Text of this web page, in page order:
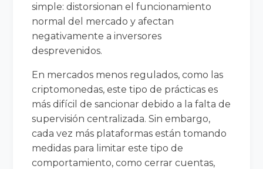
simple: distorsionan el funcionamiento
normal del mercado y afectan
negativamente a inversores
desprevenidos.
En mercados menos regulados, como las
criptomonedas, este tipo de prácticas es
más difícil de sancionar debido a la falta de
supervisión centralizada. Sin embargo,
cada vez más plataformas están tomando
medidas para limitar este tipo de
comportamiento, como cerrar cuentas,